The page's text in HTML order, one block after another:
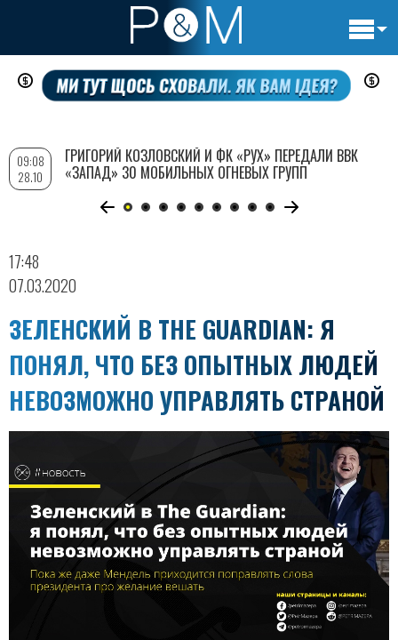
Перейти
содержанию
17:48
07.03.2020
ЗЕЛЕНСКИЙ В THE GUARDIAN: Я
ПОНЯЛ, ЧТО БЕЗ ОПЫТНЫХ ЛЮДЕЙ
НЕВОЗМОЖНО УПРАВЛЯТЬ СТРАНОЙ
09:08
28.10
ГРИГОРИЙ КОЗЛОВСКИЙ И ФК «РУХ» ПЕРЕДАЛИ ВВК
«ЗАПАД» 30 МОБИЛЬНЫХ ОГНЕВЫХ ГРУПП